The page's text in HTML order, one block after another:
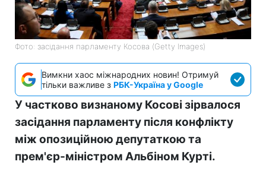
Фото: засідання парламенту Косова (Getty Images)
Вимкни хаос міжнародних новин! Отримуй
тільки важливе з РБК-Україна у Google
У частково визнаному Косові зірвалося
засідання парламенту після конфлікту
між опозиційною депутаткою та
прем'єр-міністром Альбіном Курті.